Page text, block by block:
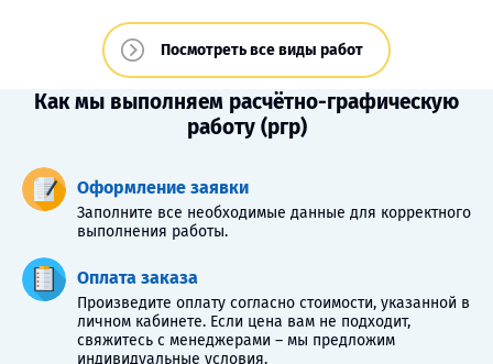
Посмотреть все виды работ
Как мы выполняем расчётно-графическую
работу (ргр)
Оформление заявки
Заполните все необходимые данные для корректного
выполнения работы.
Оплата заказа
Произведите оплату согласно стоимости, указанной в
личном кабинете. Если цена вам не подходит,
свяжитесь с менеджерами – мы предложим
индивидуальные условия.